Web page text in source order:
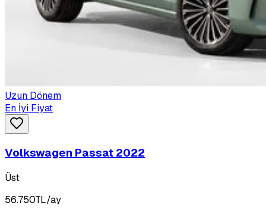
Uzun Dönem
En İyi Fiyat
Volkswagen Passat 2022
Üst
56.750TL/ay